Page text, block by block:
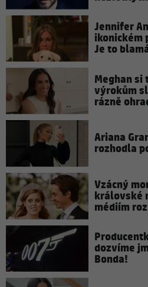
Jennifer
ikonickém
Je to
Meghan
výrokům
rázně
Ariana
rozhodla
Vzácný
královské
médiím
dozvíme
Bonda!